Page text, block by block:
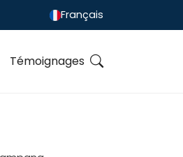
Français
Témoignages